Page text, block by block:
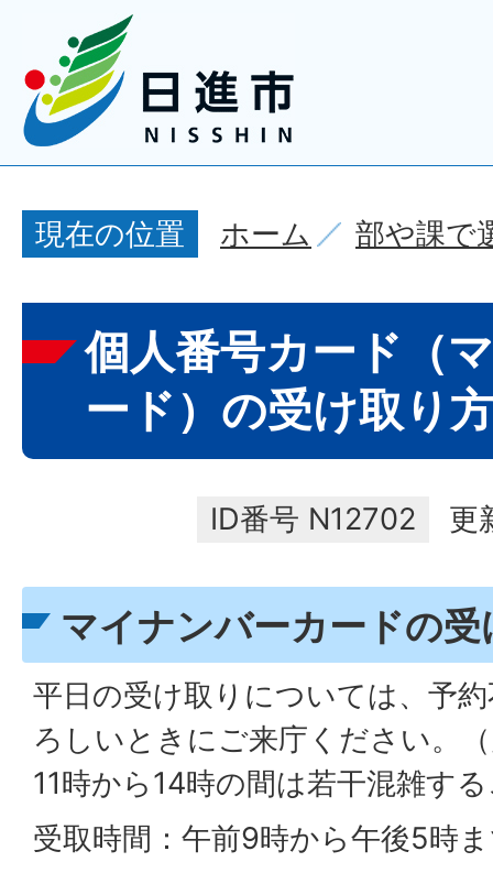
現在の位置 ホーム 部や課で
個人番号カード（
ード）の受け取り
ID番号 N12702 更
マイナンバーカードの
平日の受け取りについては、予
ろしいときにご来庁ください。
11時から14時の間は若干混雑す
受取時間：午前9時から午後5時